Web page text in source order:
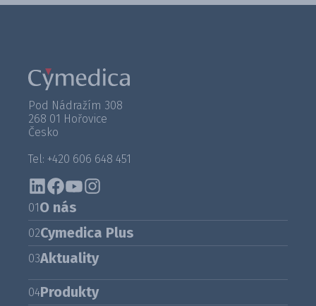
Pod Nádražím 308
268 01 Hořovice
Česko
Tel: +420 606 648 451
01O nás
02Cymedica Plus
03Aktuality
04Produkty